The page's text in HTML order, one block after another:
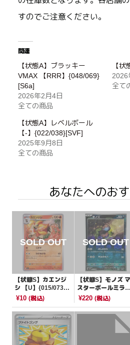
すのでご注意ください。
関連
【状態A】ブラッキー
VMAX 【RRR】{048/069}
[S6a]
2026年2月4日
全ての商品
【状
2026
全て
【状態A】レベルボール
【-】{022/038}[SVF]
2025年9月8日
全ての商品
あなたへのお
【状態S】カエンジ
シ 【U】{015/073}
[SV1a]
¥10 (税込)
【状態S】モノズ マ
スターボールミラー
【C】{060/
¥220(税込)